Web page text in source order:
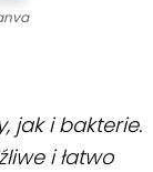
jak i bakterie.
i łatwo